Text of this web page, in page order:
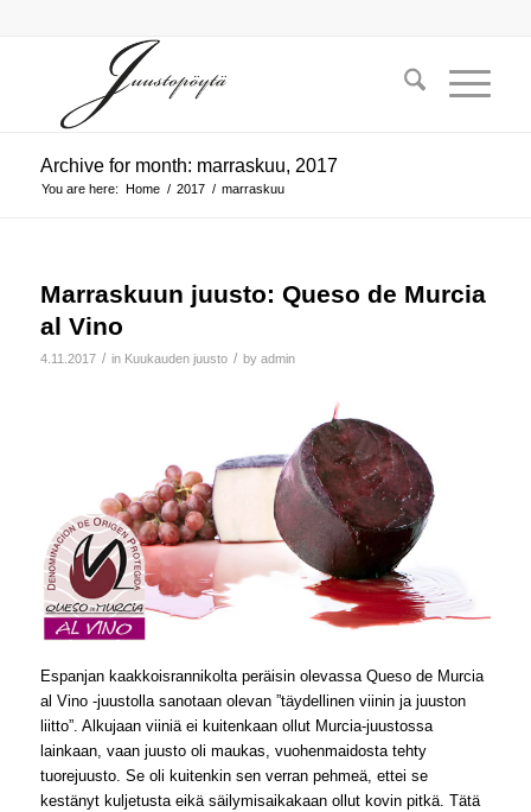
Archive for month: marraskuu, 2017
You are here: Home / 2017 / marraskuu
Marraskuun juusto: Queso de Murcia
al Vino
4.11.2017 / in Kuukauden juusto / by admin
Espanjan kaakkoisrannikolta peräisin olevassa Queso de Murcia
al Vino -juustolla sanotaan olevan ”täydellinen viinin ja juuston
liitto”. Alkujaan viiniä ei kuitenkaan ollut Murcia-juustossa
lainkaan, vaan juusto oli maukas, vuohenmaidosta tehty
tuorejuusto. Se oli kuitenkin sen verran pehmeä, ettei se
kestänyt kuljetusta eikä säilymisaikakaan ollut kovin pitkä. Tätä